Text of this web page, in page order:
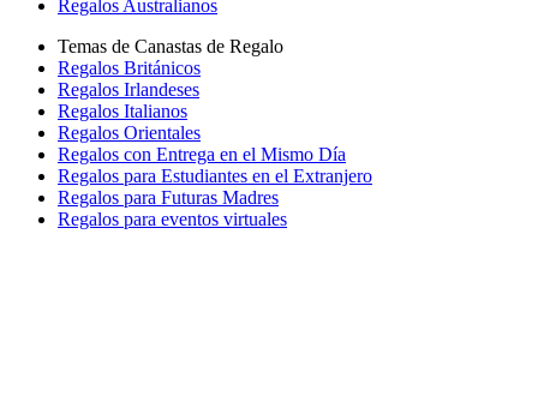
Regalos Australianos
Temas de Canastas de Regalo
Regalos Británicos
Regalos Irlandeses
Regalos Italianos
Regalos Orientales
Regalos con Entrega en el Mismo Día
Regalos para Estudiantes en el Extranjero
Regalos para Futuras Madres
Regalos para eventos virtuales